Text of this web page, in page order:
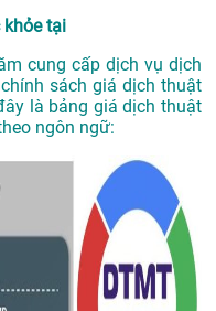
khỏe tại
cung cấp dịch vụ dịch
sách giá dịch thuật
là bảng giá dịch thuật
ngôn ngữ: